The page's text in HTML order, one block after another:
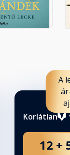
A
Korlátlan
12 +